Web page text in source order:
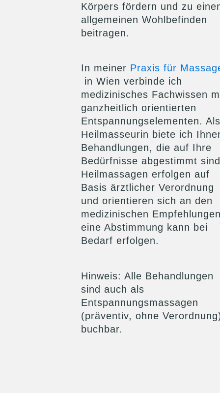
Körpers fördern und zu
allgemeinen Wohlbefinden
beitragen.
In meiner Praxis für
in Wien verbinde ich
medizinisches Fachwissen
ganzheitlich orientierten
Entspannungselementen. Als
Heilmasseurin biete ich
Behandlungen, die auf Ihre
Bedürfnisse abgestimmt
Heilmassagen erfolgen auf
Basis ärztlicher Verordnung
und orientieren sich an den
medizinischen
eine Abstimmung kann bei
Bedarf erfolgen.
Hinweis: Alle Behandlungen
sind auch als
Entspannungsmassagen
(präventiv, ohne
buchbar.